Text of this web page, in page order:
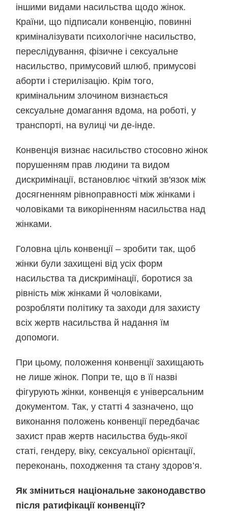
іншими видами насильства щодо жінок.
Країни, що підписали конвенцію, повинні
криміналізувати психологічне насильство,
переслідування, фізичне і сексуальне
насильство, примусовий шлюб, примусові
аборти і стерилізацію. Крім того,
кримінальним злочином визнається
сексуальне домагання вдома, на роботі, у
транспорті, на вулиці чи де-інде.
Конвенція визнає насильство стосовно жінок
порушенням прав людини та видом
дискримінації, встановлює чіткий зв'язок між
досягненням рівноправності між жінками і
чоловіками та викоріненням насильства над
жінками.
Головна ціль конвенції – зробити так, щоб
жінки були захищені від усіх форм
насильства та дискримінації, боротися за
рівність між жінками й чоловіками,
розробляти політику та заходи для захисту
всіх жертв насильства й надання їм
допомоги.
При цьому, положення конвенції захищають
не лише жінок. Попри те, що в її назві
фігурують жінки, конвенція є універсальним
документом. Так, у статті 4 зазначено, що
виконання положень конвенції передбачає
захист прав жертв насильства будь-якої
статі, гендеру, віку, сексуальної орієнтації,
переконань, походження та стану здоров’я.
Як зміниться національне законодавство
після ратифікації конвенції?